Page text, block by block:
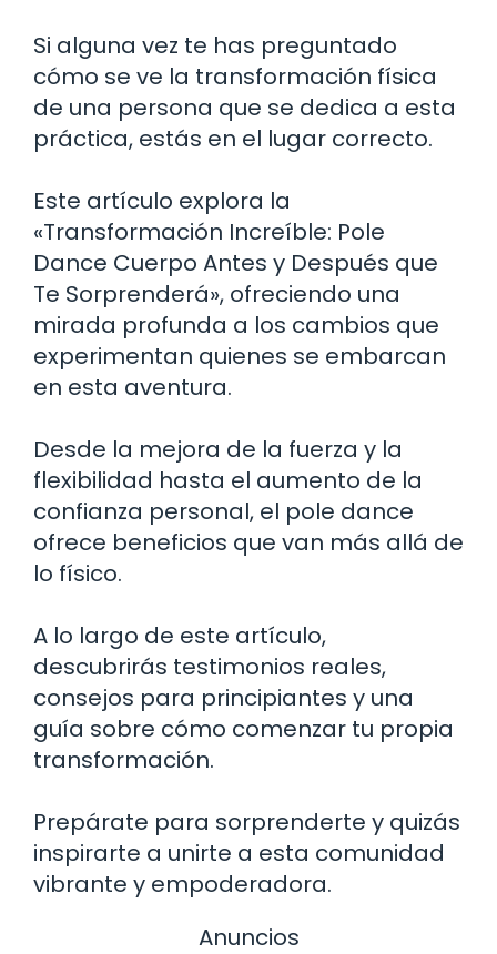
Si alguna vez te has preguntado
cómo se ve la transformación física
de una persona que se dedica a esta
práctica, estás en el lugar correcto.
Este artículo explora la
«Transformación Increíble: Pole
Dance Cuerpo Antes y Después que
Te Sorprenderá», ofreciendo una
mirada profunda a los cambios que
experimentan quienes se embarcan
en esta aventura.
Desde la mejora de la fuerza y la
flexibilidad hasta el aumento de la
confianza personal, el pole dance
ofrece beneficios que van más allá de
lo físico.
A lo largo de este artículo,
descubrirás testimonios reales,
consejos para principiantes y una
guía sobre cómo comenzar tu propia
transformación.
Prepárate para sorprenderte y quizás
inspirarte a unirte a esta comunidad
vibrante y empoderadora.
Anuncios